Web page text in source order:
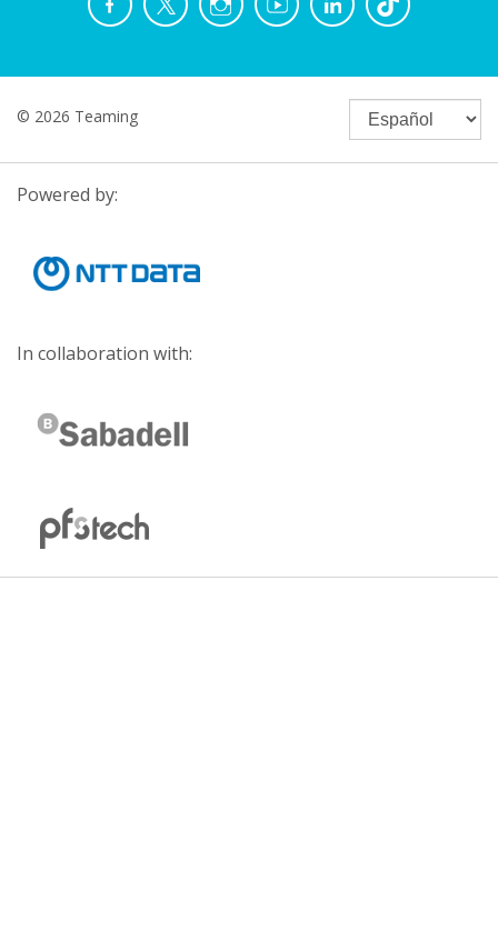
© 2026 Teaming
Powered by:
In collaboration with: